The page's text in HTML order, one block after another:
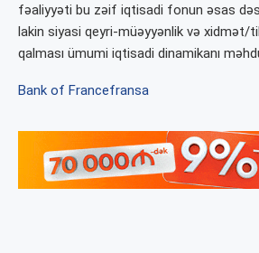
fəaliyyəti bu zəif iqtisadi fonun əsas
lakin siyasi qeyri-müəyyənlik və xidmət/
qalması ümumi iqtisadi dinamikanı
Bank of Francefransa